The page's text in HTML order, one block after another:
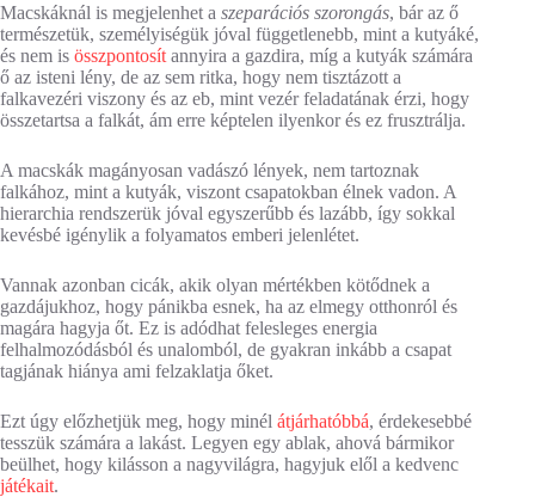
Macskáknál is megjelenhet a szeparációs szorongás, bár az ő
természetük, személyiségük jóval függetlenebb, mint a kutyáké,
és nem is összpontosít annyira a gazdira, míg a kutyák számára
ő az isteni lény, de az sem ritka, hogy nem tisztázott a
falkavezéri viszony és az eb, mint vezér feladatának érzi, hogy
összetartsa a falkát, ám erre képtelen ilyenkor és ez frusztrálja.
A macskák magányosan vadászó lények, nem tartoznak
falkához, mint a kutyák, viszont csapatokban élnek vadon. A
hierarchia rendszerük jóval egyszerűbb és lazább, így sokkal
kevésbé igénylik a folyamatos emberi jelenlétet.
Vannak azonban cicák, akik olyan mértékben kötődnek a
gazdájukhoz, hogy pánikba esnek, ha az elmegy otthonról és
magára hagyja őt. Ez is adódhat felesleges energia
felhalmozódásból és unalomból, de gyakran inkább a csapat
tagjának hiánya ami felzaklatja őket.
Ezt úgy előzhetjük meg, hogy minél átjárhatóbbá, érdekesebbé
tesszük számára a lakást. Legyen egy ablak, ahová bármikor
beülhet, hogy kilásson a nagyvilágra, hagyjuk elől a kedvenc
játékait.